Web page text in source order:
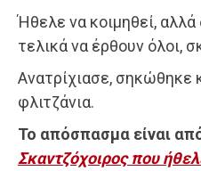
Ήθελε να κοιμηθεί,
τελικά να έρθουν όλοι,
Ανατρίχιασε, σηκώθηκε
φλιτζάνια.
Το απόσπασμα είναι
Σκαντζόχοιρος που